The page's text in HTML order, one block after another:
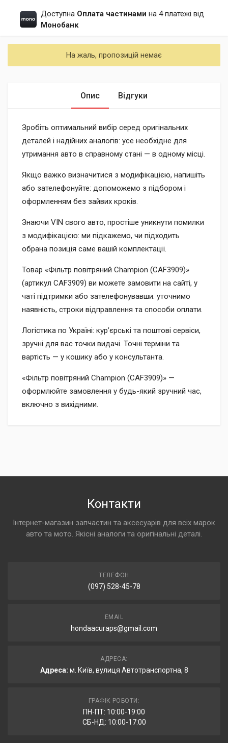
Доступна Оплата частинами на 4 платежі від
Монобанк
На жаль, пропозицій немає
Опис Відгуки
Зробіть оптимальний вибір серед оригінальних
деталей і надійних аналогів: усе необхідне для
утримання авто в справному стані — в одному місці.
Якщо важко визначитися з модифікацією, напишіть
або зателефонуйте: допоможемо з підбором і
оформленням без зайвих кроків.
Знаючи VIN свого авто, простіше уникнути помилки
з модифікацією: ми підкажемо, чи підходить
обрана позиція саме вашій комплектації.
Товар «Фільтр повітряний Champion (CAF3909)»
(артикул CAF3909) ви можете замовити на сайті, у
чаті підтримки або зателефонувавши: уточнимо
наявність, строки відправлення та способи оплати.
Логістика по Україні: кур’єрські та поштові сервіси,
зручні для вас точки видачі. Точні терміни та
вартість — у кошику або у консультанта.
«Фільтр повітряний Champion (CAF3909)» —
оформлюйте замовлення у будь-який зручний час,
включно з вихідними.
Контакти
Інтернет-магазин запчастин та аксесуарів для всіх марок
авто та мото. Якісні аналоги та оригінальні деталі.
ТЕЛЕФОН
(097) 528-45-78
EMAIL
hondaacuraps@gmail.com
АДРЕСА:
Адреса: м. Київ, вулиця Автотранспортна, 8
ГРАФІК РОБОТИ:
ПН-ПТ: 10:00-19:00
СБ-НД: 10:00-17:00